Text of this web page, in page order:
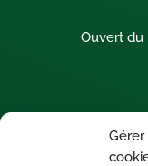
Ouvert du
Nous sommes situés à